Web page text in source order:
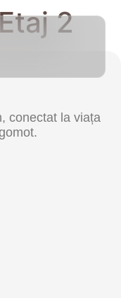
2
conectat la viața